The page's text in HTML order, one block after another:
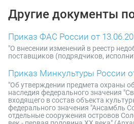
Другие документы
Приказ ФАС России от
"О внесении изменений в реестр
поставщиков (подрядчиков,
Приказ Минкультуры России
"Об утверждении предмета охраны
наследия федерального значения
входящего в состав объекта
федерального значения "Ансамбль
отдельные сооружения островов